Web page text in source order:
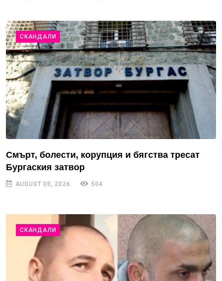
СКАНДАЛИ
Смърт, болести, корупция и бягства тресат
Бургаския затвор
AUGUST 05, 2026 504
СКАНДАЛИ